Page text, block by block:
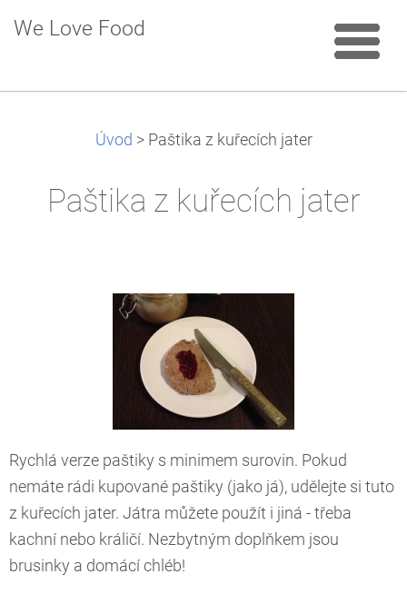
We Love Food
Úvod > Paštika z kuřecích jater
Paštika z kuřecích jater
Rychlá verze paštiky s minimem surovin. Pokud
nemáte rádi kupované paštiky (jako já), udělejte si tuto
z kuřecích jater. Játra můžete použít i jiná - třeba
kachní nebo králičí. Nezbytným doplňkem jsou
brusinky a domácí chléb!